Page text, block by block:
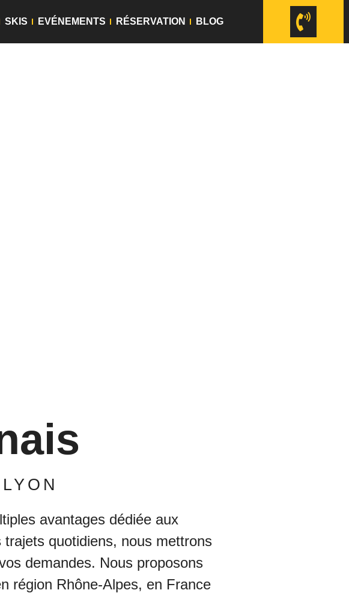
SKIS EVÉNEMENTS RÉSERVATION BLOG
avantages dédiée aux
quotidiens, nous mettrons
demandes. Nous proposons
région Rhône-Alpes, en France